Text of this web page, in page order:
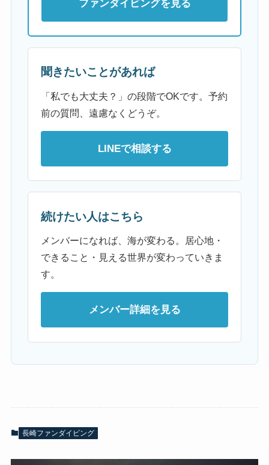
ファンダイビングを見る
聞きたいことがあれば
「私でも大丈夫？」の段階でOKです。予約
前の質問、遠慮なくどうぞ。
LINEで相談する
続けたい人はこちら
メンバーになれば、海が変わる。居心地・
できること・見える世界が変わっていきま
す。
メンバー詳細を見る
長崎ファンダイビング